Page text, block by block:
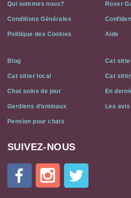
Qui sommes nous? Rover
Conditions Générales
Politique des Cookies Aide
Blog Cat
Cat sitter local Cat
Chat soins de jour En
Gardiens d’animaux Les
Pension pour chats
Cat
Flat
SUIVEZ-NOUS